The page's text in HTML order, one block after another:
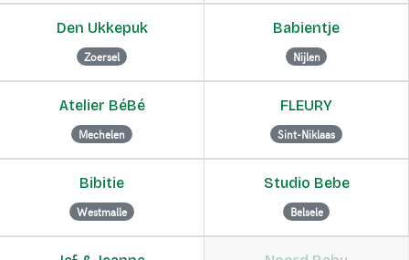
Den Ukkepuk
Zoersel
Babientje
Nijlen
Atelier BéBé
Mechelen
FLEURY
Sint-Niklaas
Bibitie
Westmalle
Studio Bebe
Belsele